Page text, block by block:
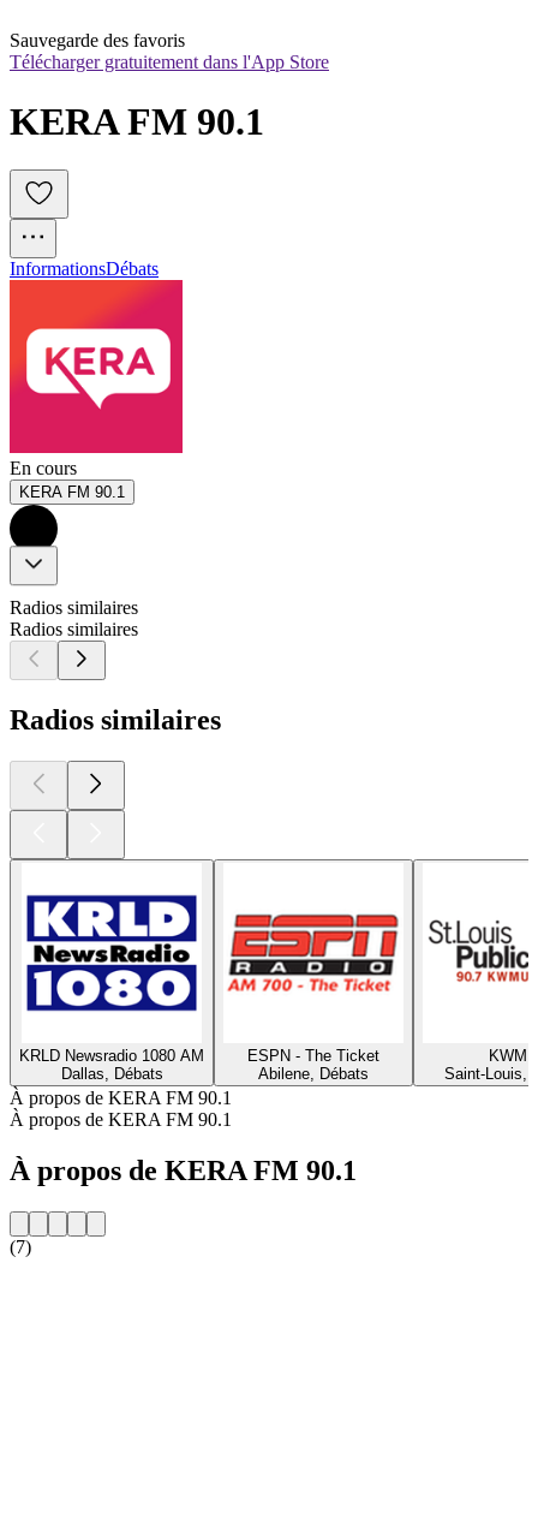
Sauvegarde des favoris
Télécharger gratuitement dans l'App Store
InformationsDébats
En cours
KERA FM 90.1
Radios similaires
Radios similaires
Radios similaires
KRLD Newsradio 1080 AM
Dallas, Débats
ESPN - The Ticket
Abilene, Débats
KWMU
Saint-Louis,
À propos de KERA FM 90.1
À propos de KERA FM 90.1
À propos de KERA FM 90.1
(7)